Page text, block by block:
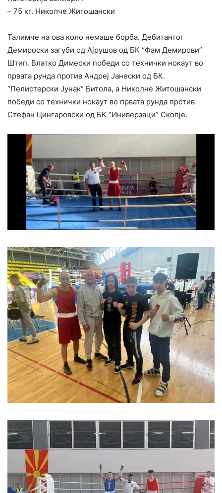
– 75 кг. Николче Жигошански
Талимче на ова коло немаше борба. Дебитантот
Демироски загуби од Ајрушов од БК “Фам Демирови”
Штип. Влатко Димески победи со технички нокаут во
првата рунда против Андреј Јанески од БК.
“Пелистерски Јунак” Битола, а Николче Житошански
победи со технички нокаут во првата рунда против
Стефан Цингаровски од БК “Иниверзаци” Скопје.